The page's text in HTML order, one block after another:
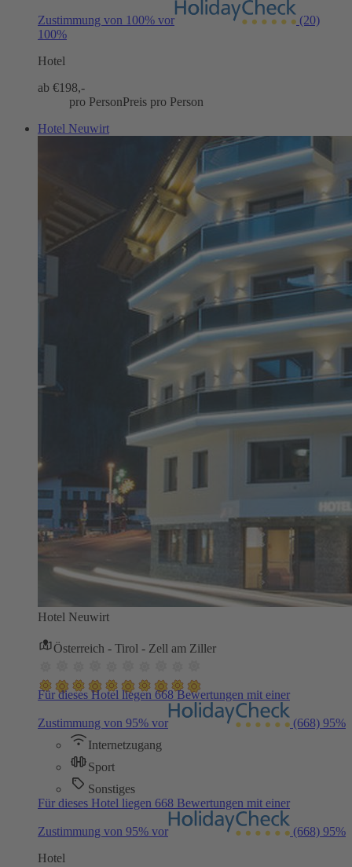
Zustimmung von 100% vor
(20)
100%
Hotel
ab €198,-
pro PersonPreis pro Person
Hotel Neuwirt
Hotel Neuwirt
Österreich - Tirol - Zell am Ziller
Für dieses Hotel liegen 668 Bewertungen mit einer
Zustimmung von 95% vor (668) 95%
Internetzugang
Sport
Sonstiges
Für dieses Hotel liegen 668 Bewertungen mit einer
Zustimmung von 95% vor (668) 95%
Hotel